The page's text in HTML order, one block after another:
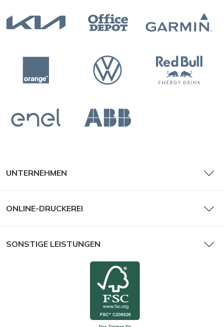
UNTERNEHMEN
ONLINE-DRUCKEREI
SONSTIGE LEISTUNGEN